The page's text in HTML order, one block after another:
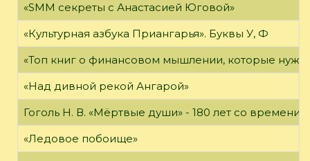
«SMM секреты с Анастасией Юговой»
«Культурная азбука Приангарья». Буквы У, Ф
«Топ книг о финансовом мышлении, которые
«Над дивной рекой Ангарой»
Гоголь Н. В. «Мёртвые души» - 180 лет со времени
«Ледовое побоище»